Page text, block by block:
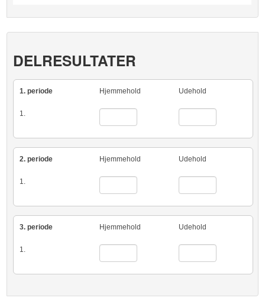
DELRESULTATER
1. periode Hjemmehold Udehold
1.
2. periode Hjemmehold Udehold
1.
3. periode Hjemmehold Udehold
1.